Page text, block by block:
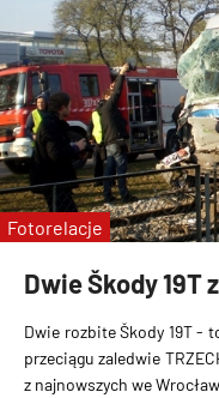
Dwie Škody 19T
Dwie rozbite Škody 19T-
przeciąguzaledwie
z najnowszych we
Fotorelacje